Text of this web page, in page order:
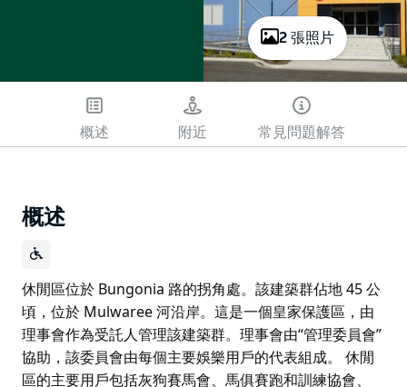
2 張照片
概述 附近 常見問題解答
概述
休閒區位於 Bungonia 路的拐角處。該建築群佔地 45 公
頃，位於 Mulwaree 河沿岸。這是一個皇家保護區，由
理事會作為受託人管理該建築群。理事會由“管理委員會”
協助，該委員會由每個主要娛樂用戶的代表組成。 休閒
區的主要用戶包括灰狗賽馬會、馬俱賽跑和訓練協會、